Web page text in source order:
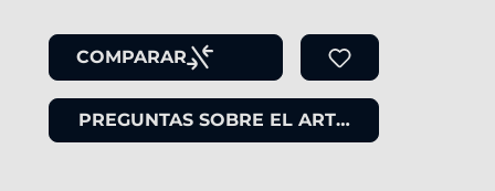
COMPARAR
PREGUNTAS SOBRE EL ARTÍCULO